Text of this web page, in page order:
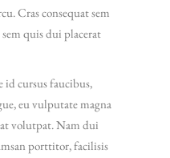
Cras consequat sem
quis dui placerat
id cursus faucibus,
eu vulputate magna
volutpat. Nam dui
porttitor, facilisis